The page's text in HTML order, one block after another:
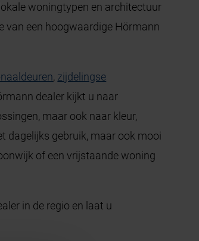
woningtypen en architectuur
van een hoogwaardige Hörmann
, zijdelingse
dealer kijkt u naar
maar ook naar kleur,
dagelijks gebruik, maar ook mooi
of een vrijstaande woning
in de regio en laat u